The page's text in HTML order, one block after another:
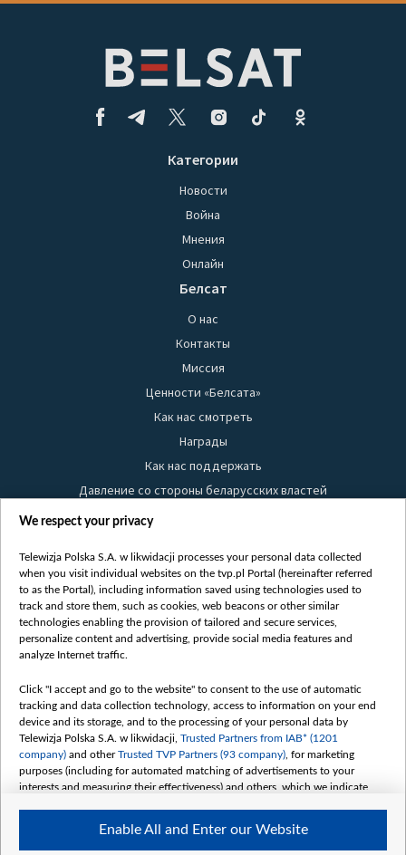
Категории
Новости
Война
Мнения
Онлайн
Белсат
О нас
Контакты
Миссия
Ценности «Белсата»
Как нас смотреть
Награды
Как нас поддержать
Давление со стороны беларусских властей
Правила использования материалов
Безопасность
Youtube
Белсат news
Белсат Life
Belsat English
Biełsat PL
Белсат Now
Белсат Shorts
Белсат History
Белсат Music
Белсат Doc
We respect your privacy
Telewizja Polska S.A. w likwidacji processes your personal data collected
when you visit individual websites on the tvp.pl Portal (hereinafter referred
to as the Portal), including information saved using technologies used to
track and store them, such as cookies, web beacons or other similar
technologies enabling the provision of tailored and secure services,
personalize content and advertising, provide social media features and
analyze Internet traffic.
Click "I accept and go to the website" to consent to the use of automatic
tracking and data collection technology, access to information on your end
device and its storage, and to the processing of your personal data by
Telewizja Polska S.A. w likwidacji, Trusted Partners from IAB* (1201
company) and otherTrusted TVP Partners (93 company) , for marketing
purposes (including for automated matching of advertisements to your
interests and measuring their effectiveness) and others, which we indicate
The purposes of processing your data by TVP S.A. w likwidacji are as
follows:
Enable All and Enter our Website